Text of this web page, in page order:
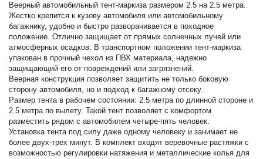
Веерный автомобильный тент-маркиза размером 2.5 на 2.5 метра.
Жестко крепится к кузову автомобиля или автомобильному
багажнику, удобно и быстро разворачивается в походное
положение. Отлично защищает от прямых солнечных лучей или
атмосферных осадков. В транспортном положении тент-маркиза
упакован в прочный чехол из ПВХ материала, надежно
защищающий его от повреждений или загрязнений.
Веерная конструкция позволяет защитить не только боковую
сторону автомобиля, но и подход к багажному отсеку.
Размер тента в рабочем состоянии: 2.5 метра по длинной стороне и
2.5 метра по вылету. Такой тент позволяет с комфортом
разместить рядом с автомобилем четыре-пять человек.
Установка тента под силу даже одному человеку и занимает не
более двух-трех минут. В комплект входят веревочные растяжки с
возможностью регулировки натяжения и металлические колья для